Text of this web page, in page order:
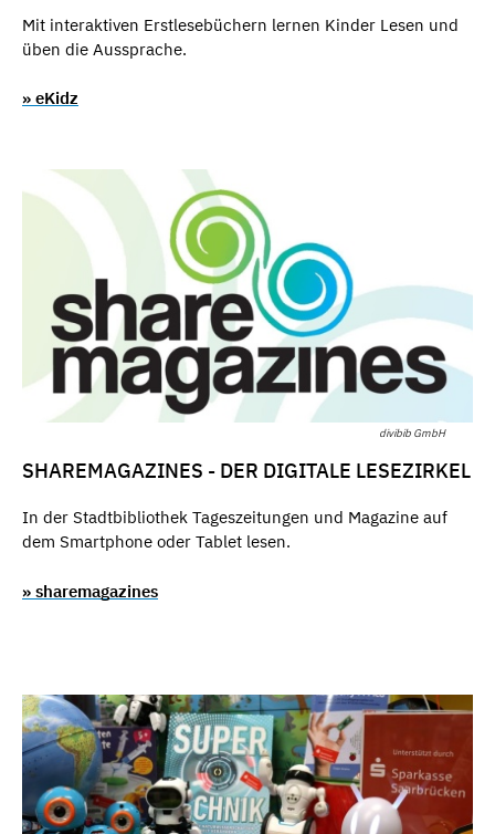
Mit interaktiven Erstlesebüchern lernen Kinder Lesen und
üben die Aussprache.
» eKidz
divibib GmbH
SHAREMAGAZINES - DER DIGITALE LESEZIRKEL
In der Stadtbibliothek Tageszeitungen und Magazine auf
dem Smartphone oder Tablet lesen.
» sharemagazines